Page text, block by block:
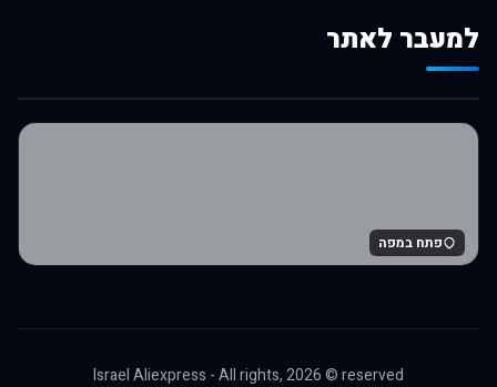
למעבר לאתר
לרכישה באלי אקספרס
פתח במפה
Israel Aliexpress - All rights,2026© reserved